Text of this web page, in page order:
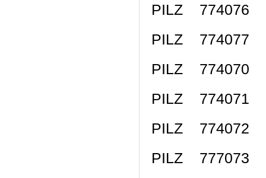
PILZ 774076
PILZ 774077
PILZ 774070
PILZ 774071
PILZ 774072
PILZ 777073